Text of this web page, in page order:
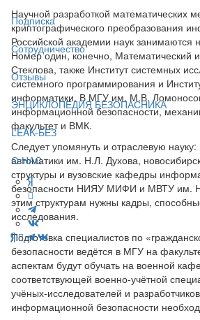
Подписка
Сотрудничество
Отзывы
ЭНЦИКЛОПЕДИЯ БЕЗОПАСНИКА
LEAK-БЕЗ
О НАС
Научной разработкой математических
криптографического преобразования
Российской академии наук занимаются
Номер один, конечно, Математический
Стеклова, также Институт системных
системного программирования и
информатики. В МГУ им. М.В.
информационной безопасности,
факультет и ВМК.
Следует упомянуть и отраслевую
автоматики им. Н.Л. Духова,
структуры и вузовские кафедры
безопасности НИЯУ МИФИ и МВТУ им.
этим структурам нужны кадры,
исследования.
Подготовка специалистов по
безопасности ведётся в МГУ на
аспектам будут обучать на военной
соответствующей военно-учётной
учёных-исследователей и
информационной безопасности